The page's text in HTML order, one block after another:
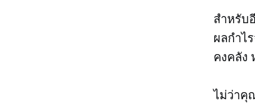
สำหรับ
ผลกำไ
คงคลัง
ไม่ว่าคุ